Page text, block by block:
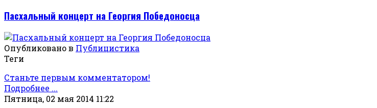
Пасхальный концерт на Георгия Победоносца
Опубликовано в Публицистика
Теги
Станьте первым комментатором!
Подробнее ...
Пятница, 02 мая 2014 11:22